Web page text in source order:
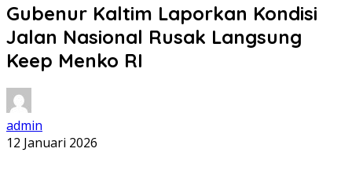
Gubenur Kaltim Laporkan Kondisi
Jalan Nasional Rusak Langsung
Keep Menko RI
admin
12 Januari 2026